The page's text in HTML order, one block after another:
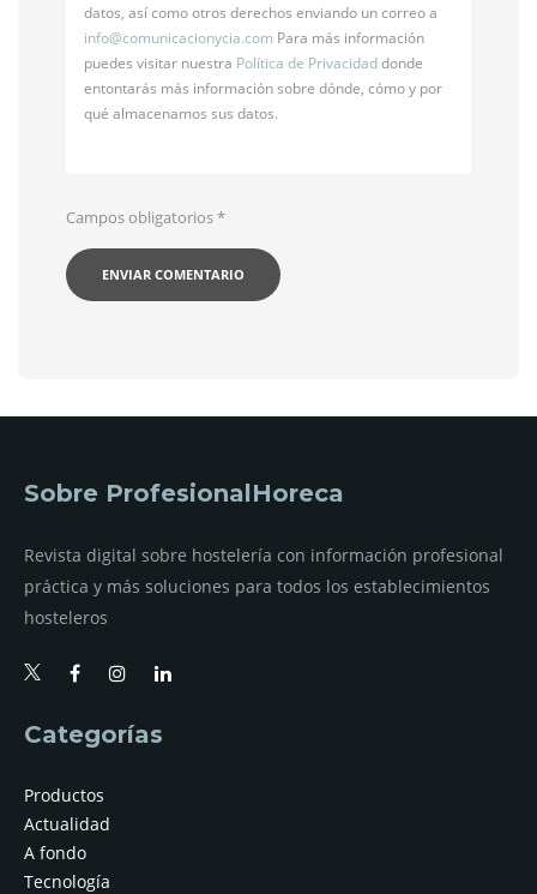
datos, así como otros derechos enviando un correo a
info@comunicacionycia.com Para más información
puedes visitar nuestra Política de Privacidaddonde
entontarás más información sobre dónde, cómo y por
qué almacenamos sus datos.
Campos obligatorios*
Sobre ProfesionalHoreca
Revista digital sobre hostelería con información profesional
práctica y más soluciones para todos los establecimientos
hosteleros
Categorías
Productos
Actualidad
A fondo
Tecnología